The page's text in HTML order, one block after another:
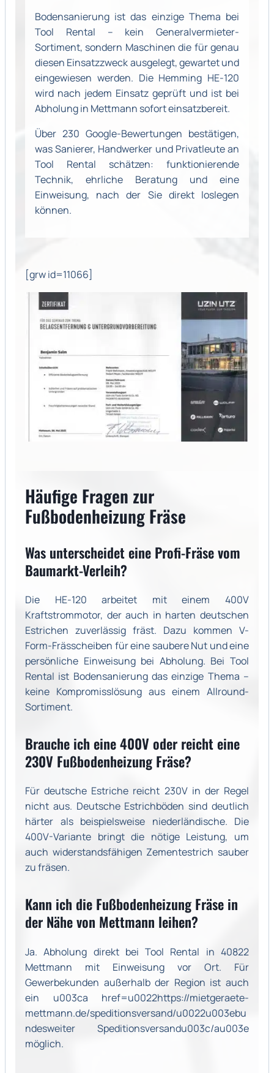
Bodensanierung ist das einzige Thema bei
Tool Rental – kein Generalvermieter-
Sortiment, sondern Maschinen die für genau
diesen Einsatzzweck ausgelegt, gewartet und
eingewiesen werden. Die Hemming HE-120
wird nach jedem Einsatz geprüft und ist bei
Abholung in Mettmann sofort einsatzbereit.
Über 230 Google-Bewertungen bestätigen,
was Sanierer, Handwerker und Privatleute an
Tool Rental schätzen: funktionierende
Technik, ehrliche Beratung und eine
Einweisung, nach der Sie direkt loslegen
können.
[grw id=11066]
Häufige Fragen zur
Fußbodenheizung Fräse
Was unterscheidet eine Profi-Fräse vom
Baumarkt-Verleih?
Die HE-120 arbeitet mit einem 400V
Kraftstrommotor, der auch in harten deutschen
Estrichen zuverlässig fräst. Dazu kommen V-
Form-Frässcheiben für eine saubere Nut und eine
persönliche Einweisung bei Abholung. Bei Tool
Rental ist Bodensanierung das einzige Thema –
keine Kompromisslösung aus einem Allround-
Sortiment.
Brauche ich eine 400V oder reicht eine
230V Fußbodenheizung Fräse?
Für deutsche Estriche reicht 230V in der Regel
nicht aus. Deutsche Estrichböden sind deutlich
härter als beispielsweise niederländische. Die
400V-Variante bringt die nötige Leistung, um
auch widerstandsfähigen Zementestrich sauber
zu fräsen.
Kann ich die Fußbodenheizung Fräse in
der Nähe von Mettmann leihen?
Ja. Abholung direkt bei Tool Rental in 40822
Mettmann mit Einweisung vor Ort. Für
Gewerbekunden außerhalb der Region ist auch
ein u003ca href=u0022https://mietgeraete-
mettmann.de/speditionsversand/u0022u003ebu
ndesweiter Speditionsversandu003c/au003e
möglich.